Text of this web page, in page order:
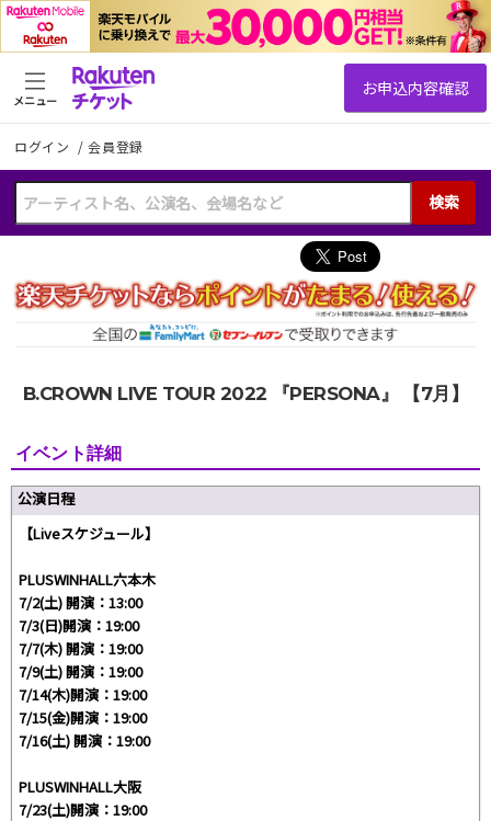
ログイン /会員登録
検索
メニュー
B.CROWN LIVE TOUR 2022 『PERSONA』 【7月】
イベント詳細
公演日程
【Liveスケジュール】
PLUSWINHALL六本木
7/2(土) 開演：13:00
7/3(日)開演：19:00
7/7(木) 開演：19:00
7/9(土) 開演：19:00
7/14(木)開演：19:00
7/15(金)開演：19:00
7/16(土) 開演：19:00
PLUSWINHALL大阪
7/23(土)開演：19:00